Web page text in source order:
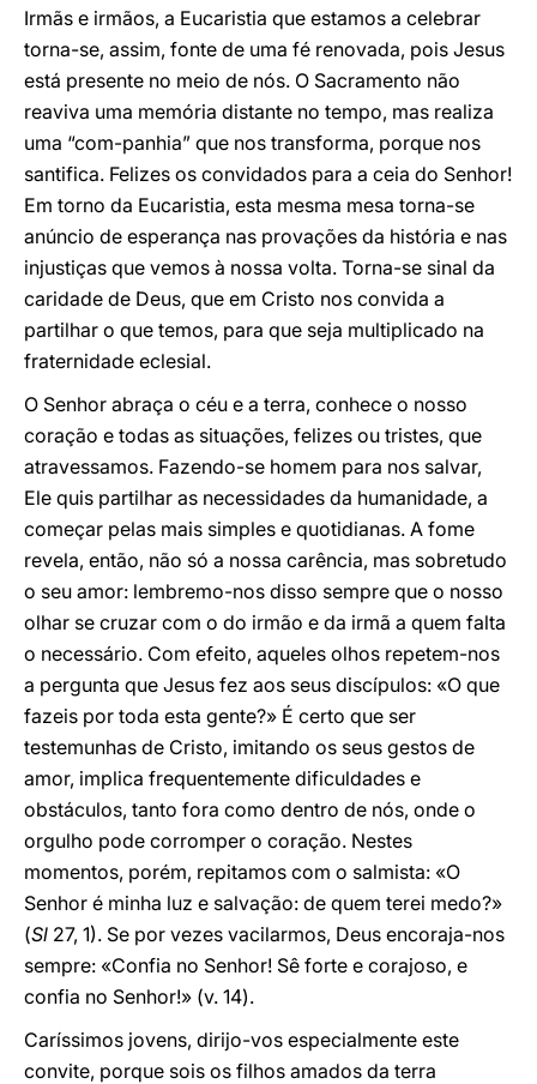
Irmãs e irmãos, a Eucaristia que estamos a celebrar
torna-se, assim, fonte de uma fé renovada, pois Jesus
está presente no meio de nós. O Sacramento não
reaviva uma memória distante no tempo, mas realiza
uma “com-panhia” que nos transforma, porque nos
santifica. Felizes os convidados para a ceia do Senhor!
Em torno da Eucaristia, esta mesma mesa torna-se
anúncio de esperança nas provações da história e nas
injustiças que vemos à nossa volta. Torna-se sinal da
caridade de Deus, que em Cristo nos convida a
partilhar o que temos, para que seja multiplicado na
fraternidade eclesial.
O Senhor abraça o céu e a terra, conhece o nosso
coração e todas as situações, felizes ou tristes, que
atravessamos. Fazendo-se homem para nos salvar,
Ele quis partilhar as necessidades da humanidade, a
começar pelas mais simples e quotidianas. A fome
revela, então, não só a nossa carência, mas sobretudo
o seu amor: lembremo-nos disso sempre que o nosso
olhar se cruzar com o do irmão e da irmã a quem falta
o necessário. Com efeito, aqueles olhos repetem-nos
a pergunta que Jesus fez aos seus discípulos: «O que
fazeis por toda esta gente?» É certo que ser
testemunhas de Cristo, imitando os seus gestos de
amor, implica frequentemente dificuldades e
obstáculos, tanto fora como dentro de nós, onde o
orgulho pode corromper o coração. Nestes
momentos, porém, repitamos com o salmista: «O
Senhor é minha luz e salvação: de quem terei medo?»
(Sl 27, 1). Se por vezes vacilarmos, Deus encoraja-nos
sempre: «Confia no Senhor! Sê forte e corajoso, e
confia no Senhor!» (v. 14).
Caríssimos jovens, dirijo-vos especialmente este
convite, porque sois os filhos amados da terra